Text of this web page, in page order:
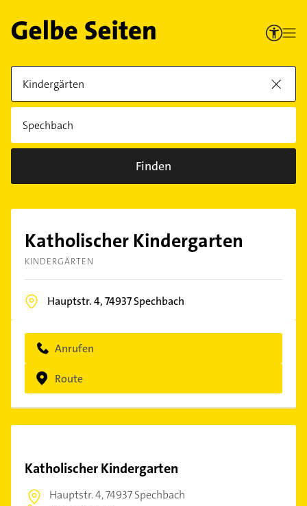
Finden
Katholischer Kindergarten
KINDERGÄRTEN
Hauptstr. 4,74937Spechbach
Anrufen
Route
Katholischer Kindergarten
Hauptstr. 4,74937 Spechbach